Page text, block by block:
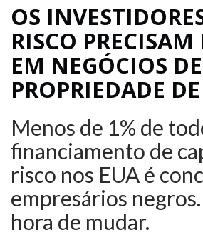
OS
RISCO
EM NEGÓCIOS DE
PROPRIEDADE
Menos de 1% de
financiamento de
risco nos EUA é
empresários
hora de mudar.